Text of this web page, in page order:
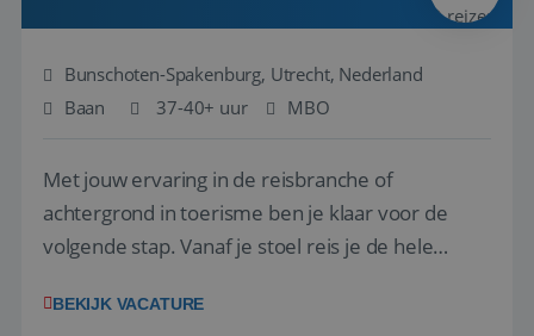
Bunschoten-Spakenburg, Utrecht, Nederland
Baan
37-40+ uur MBO
Met jouw ervaring in de reisbranche of
achtergrond in toerisme ben je klaar voor de
volgende stap. Vanaf je stoel reis je de hele
wensen van je team, je klant en wat er in de
BEKIJK VACATURE